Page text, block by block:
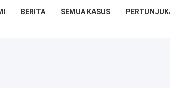
BERITA SEMUA KASUS